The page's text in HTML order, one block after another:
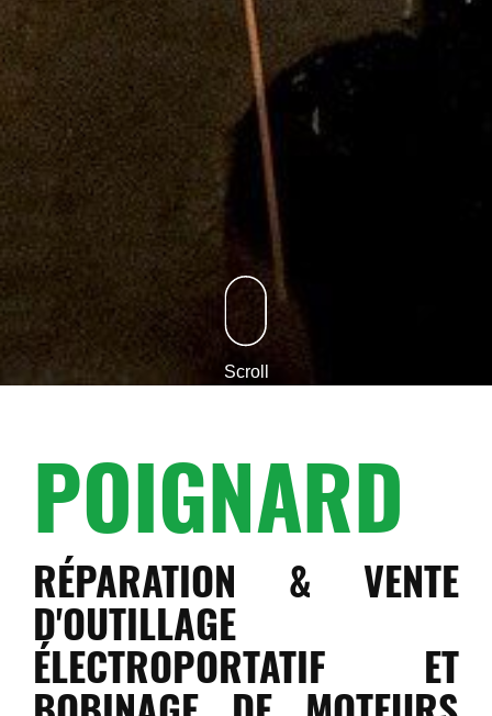
Scroll
POIGNARD
RÉPARATION & VENTE
D'OUTILLAGE
ÉLECTROPORTATIF ET